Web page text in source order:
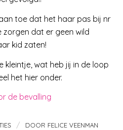
toe dat het haar pas bij nr
dat er geen wild
kid zaten!
kleintje, wat heb jij in de loop
het hier onder.
de bevalling
/ DOOR FELICE VEENMAN